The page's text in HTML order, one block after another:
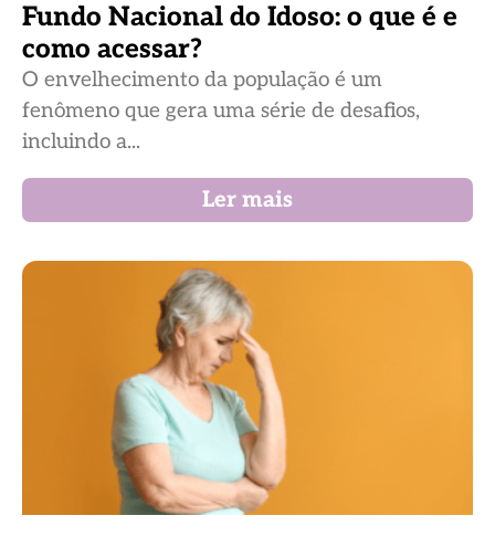
Fundo Nacional do Idoso: o que é e
como acessar?
O envelhecimento da população é um
fenômeno que gera uma série de desafios,
incluindo a...
Ler mais